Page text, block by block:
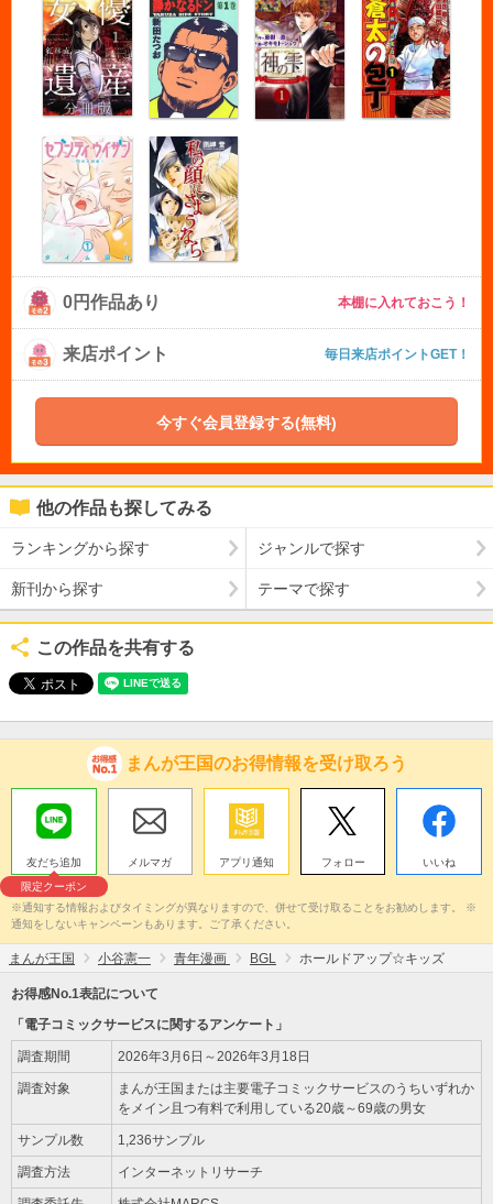
0円作品あり 本棚に入れておこう！
来店ポイント 毎日来店ポイントGET！
今すぐ会員登録する(無料)
他の作品も探してみる
ランキングから探す ジャンルで探す
新刊から探す テーマで探す
この作品を共有する
まんが王国のお得情報を受け取ろう
友だち追加
限定クーポン
メルマガ アプリ通知 フォロー いいね
※通知する情報およびタイミングが異なりますので、併せて受け取ることをお勧めします。 ※
通知をしないキャンペーンもあります。ご了承ください。
まんが王国 小谷憲一 青年漫画 BGL ホールドアップ☆キッズ
お得感No.1表記について
「電子コミックサービスに関するアンケート」
調査期間 2026年3月6日～2026年3月18日
調査対象
まんが王国または主要電子コミックサービスのうちいずれか
をメイン且つ有料で利用している20歳～69歳の男女
サンプル数 1,236サンプル
調査方法 インターネットリサーチ